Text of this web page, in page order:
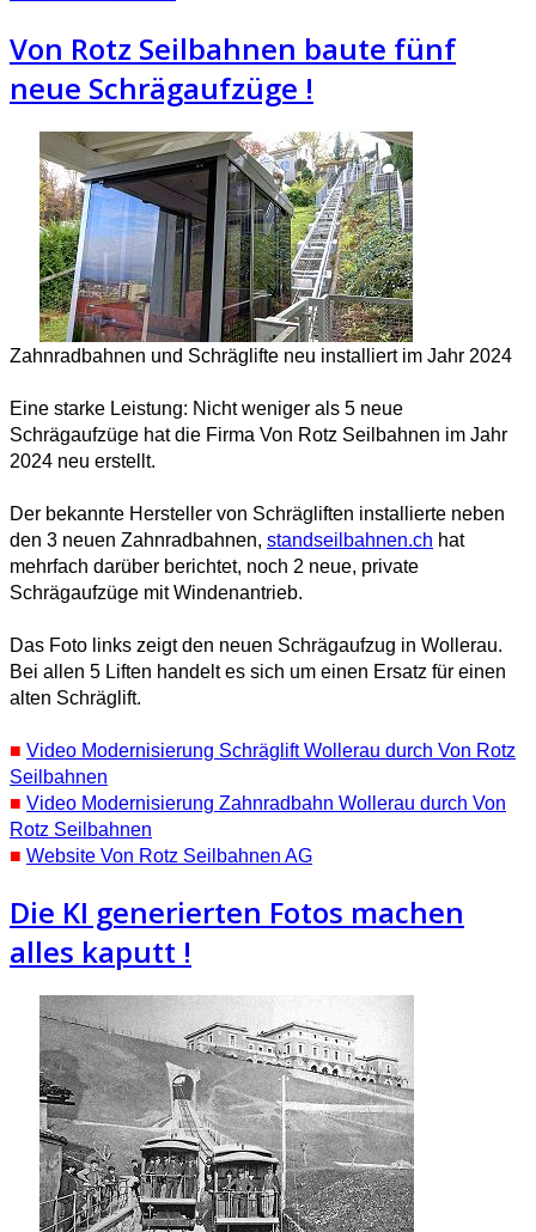
Von Rotz Seilbahnen baute fünf
neue Schrägaufzüge !
Zahnradbahnen und Schräglifte neu installiert im Jahr 2024
Eine starke Leistung: Nicht weniger als 5 neue
Schrägaufzüge hat die Firma Von Rotz Seilbahnen im Jahr
2024 neu erstellt.
Der bekannte Hersteller von Schrägliften installierte neben
den 3 neuen Zahnradbahnen, standseilbahnen.ch hat
mehrfach darüber berichtet, noch 2 neue, private
Schrägaufzüge mit Windenantrieb.
Das Foto links zeigt den neuen Schrägaufzug in Wollerau.
Bei allen 5 Liften handelt es sich um einen Ersatz für einen
alten Schräglift.
■ Video Modernisierung Schräglift Wollerau durch Von Rotz
Seilbahnen
■ Video Modernisierung Zahnradbahn Wollerau durch Von
Rotz Seilbahnen
■ Website Von Rotz Seilbahnen AG
Die KI generierten Fotos machen
alles kaputt !